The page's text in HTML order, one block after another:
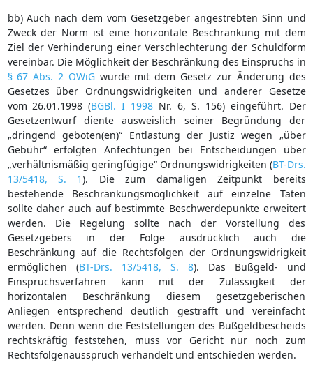
bb) Auch nach dem vom Gesetzgeber angestrebten Sinn und
Zweck der Norm ist eine horizontale Beschränkung mit dem
Ziel der Verhinderung einer Verschlechterung der Schuldform
vereinbar. Die Möglichkeit der Beschränkung des Einspruchs in
§ 67 Abs. 2 OWiGwurde mit dem Gesetz zur Änderung des
Gesetzes über Ordnungswidrigkeiten und anderer Gesetze
vom 26.01.1998 (BGBl. I 1998 Nr. 6, S. 156) eingeführt. Der
Gesetzentwurf diente ausweislich seiner Begründung der
„dringend geboten(en)“ Entlastung der Justiz wegen „über
Gebühr“ erfolgten Anfechtungen bei Entscheidungen über
„verhältnismäßig geringfügige“ Ordnungswidrigkeiten (BT-Drs.
13/5418, S. 1). Die zum damaligen Zeitpunkt bereits
bestehende Beschränkungsmöglichkeit auf einzelne Taten
sollte daher auch auf bestimmte Beschwerdepunkte erweitert
werden. Die Regelung sollte nach der Vorstellung des
Gesetzgebers in der Folge ausdrücklich auch die
Beschränkung auf die Rechtsfolgen der Ordnungswidrigkeit
ermöglichen (BT-Drs. 13/5418, S. 8). Das Bußgeld- und
Einspruchsverfahren kann mit der Zulässigkeit der
horizontalen Beschränkung diesem gesetzgeberischen
Anliegen entsprechend deutlich gestrafft und vereinfacht
werden. Denn wenn die Feststellungen des Bußgeldbescheids
rechtskräftig feststehen, muss vor Gericht nur noch zum
Rechtsfolgenausspruch verhandelt und entschieden werden.